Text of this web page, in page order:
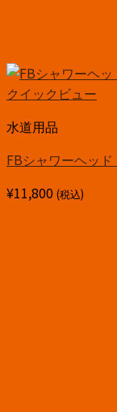
クイックビュー
水道用品
FBシャワーヘッ
¥11,800 (税込)